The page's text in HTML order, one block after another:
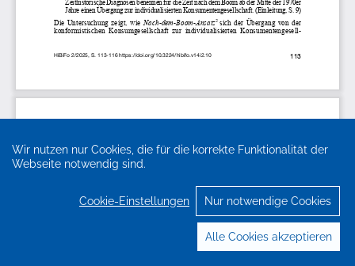
Wir nutzen nur Cookies, die für die korrekte Funktionalität der
Webseite notwendig sind.
Cookie-Einstellungen Nur notwendige Cookies
Alle Cookies akzeptieren